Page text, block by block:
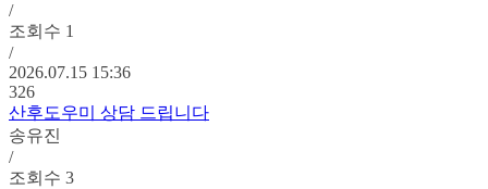
/
조회수 1
/
2026.07.15 15:36
326
산후도우미 상담 드립니다
송유진
/
조회수 3